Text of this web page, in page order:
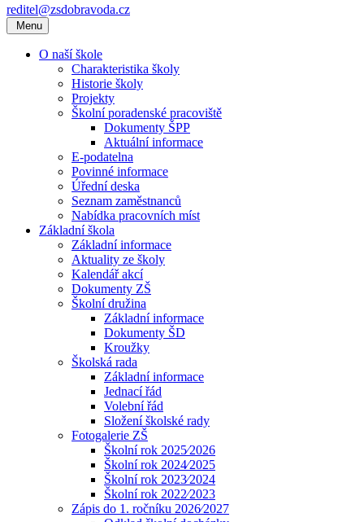
reditel@zsdobravoda.cz
Menu
O naší škole
Charakteristika školy
Historie školy
Projekty
Školní poradenské pracoviště
Dokumenty ŠPP
Aktuální informace
E-podatelna
Povinné informace
Úřední deska
Seznam zaměstnanců
Nabídka pracovních míst
Základní škola
Základní informace
Aktuality ze školy
Kalendář akcí
Dokumenty ZŠ
Školní družina
Základní informace
Dokumenty ŠD
Kroužky
Školská rada
Základní informace
Jednací řád
Volební řád
Složení školské rady
Fotogalerie ZŠ
Školní rok 2025⁄2026
Školní rok 2024⁄2025
Školní rok 2023⁄2024
Školní rok 2022⁄2023
Zápis do 1. ročníku 2026⁄2027